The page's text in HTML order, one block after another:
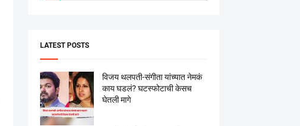
LATEST POSTS
विजय थलपती-संगीता यांच्यात नेमकं
काय घडलं? घटस्फोटाची केसच
घेतली मागे